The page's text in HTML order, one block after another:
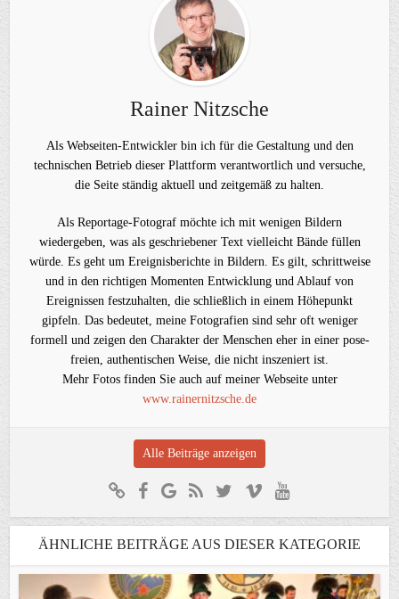
Rainer Nitzsche
Als Webseiten-Entwickler bin ich für die Gestaltung und den
technischen Betrieb dieser Plattform verantwortlich und versuche,
die Seite ständig aktuell und zeitgemäß zu halten.
Als Reportage-Fotograf möchte ich mit wenigen Bildern
wiedergeben, was als geschriebener Text vielleicht Bände füllen
würde. Es geht um Ereignisberichte in Bildern. Es gilt, schrittweise
und in den richtigen Momenten Entwicklung und Ablauf von
Ereignissen festzuhalten, die schließlich in einem Höhepunkt
gipfeln. Das bedeutet, meine Fotografien sind sehr oft weniger
formell und zeigen den Charakter der Menschen eher in einer pose-
freien, authentischen Weise, die nicht inszeniert ist.
Mehr Fotos finden Sie auch auf meiner Webseite unter
www.rainernitzsche.de
Alle Beiträge anzeigen
ÄHNLICHE BEITRÄGE AUS DIESER KATEGORIE